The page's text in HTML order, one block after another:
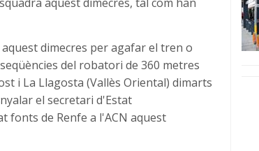
aquest dimecres, tal com han
dimecres per agafar el tren o
del robatori de 360 metres
i La Llagosta (Vallès Oriental) dimarts
el secretari d'Estat
fonts de Renfe a l'ACN aquest